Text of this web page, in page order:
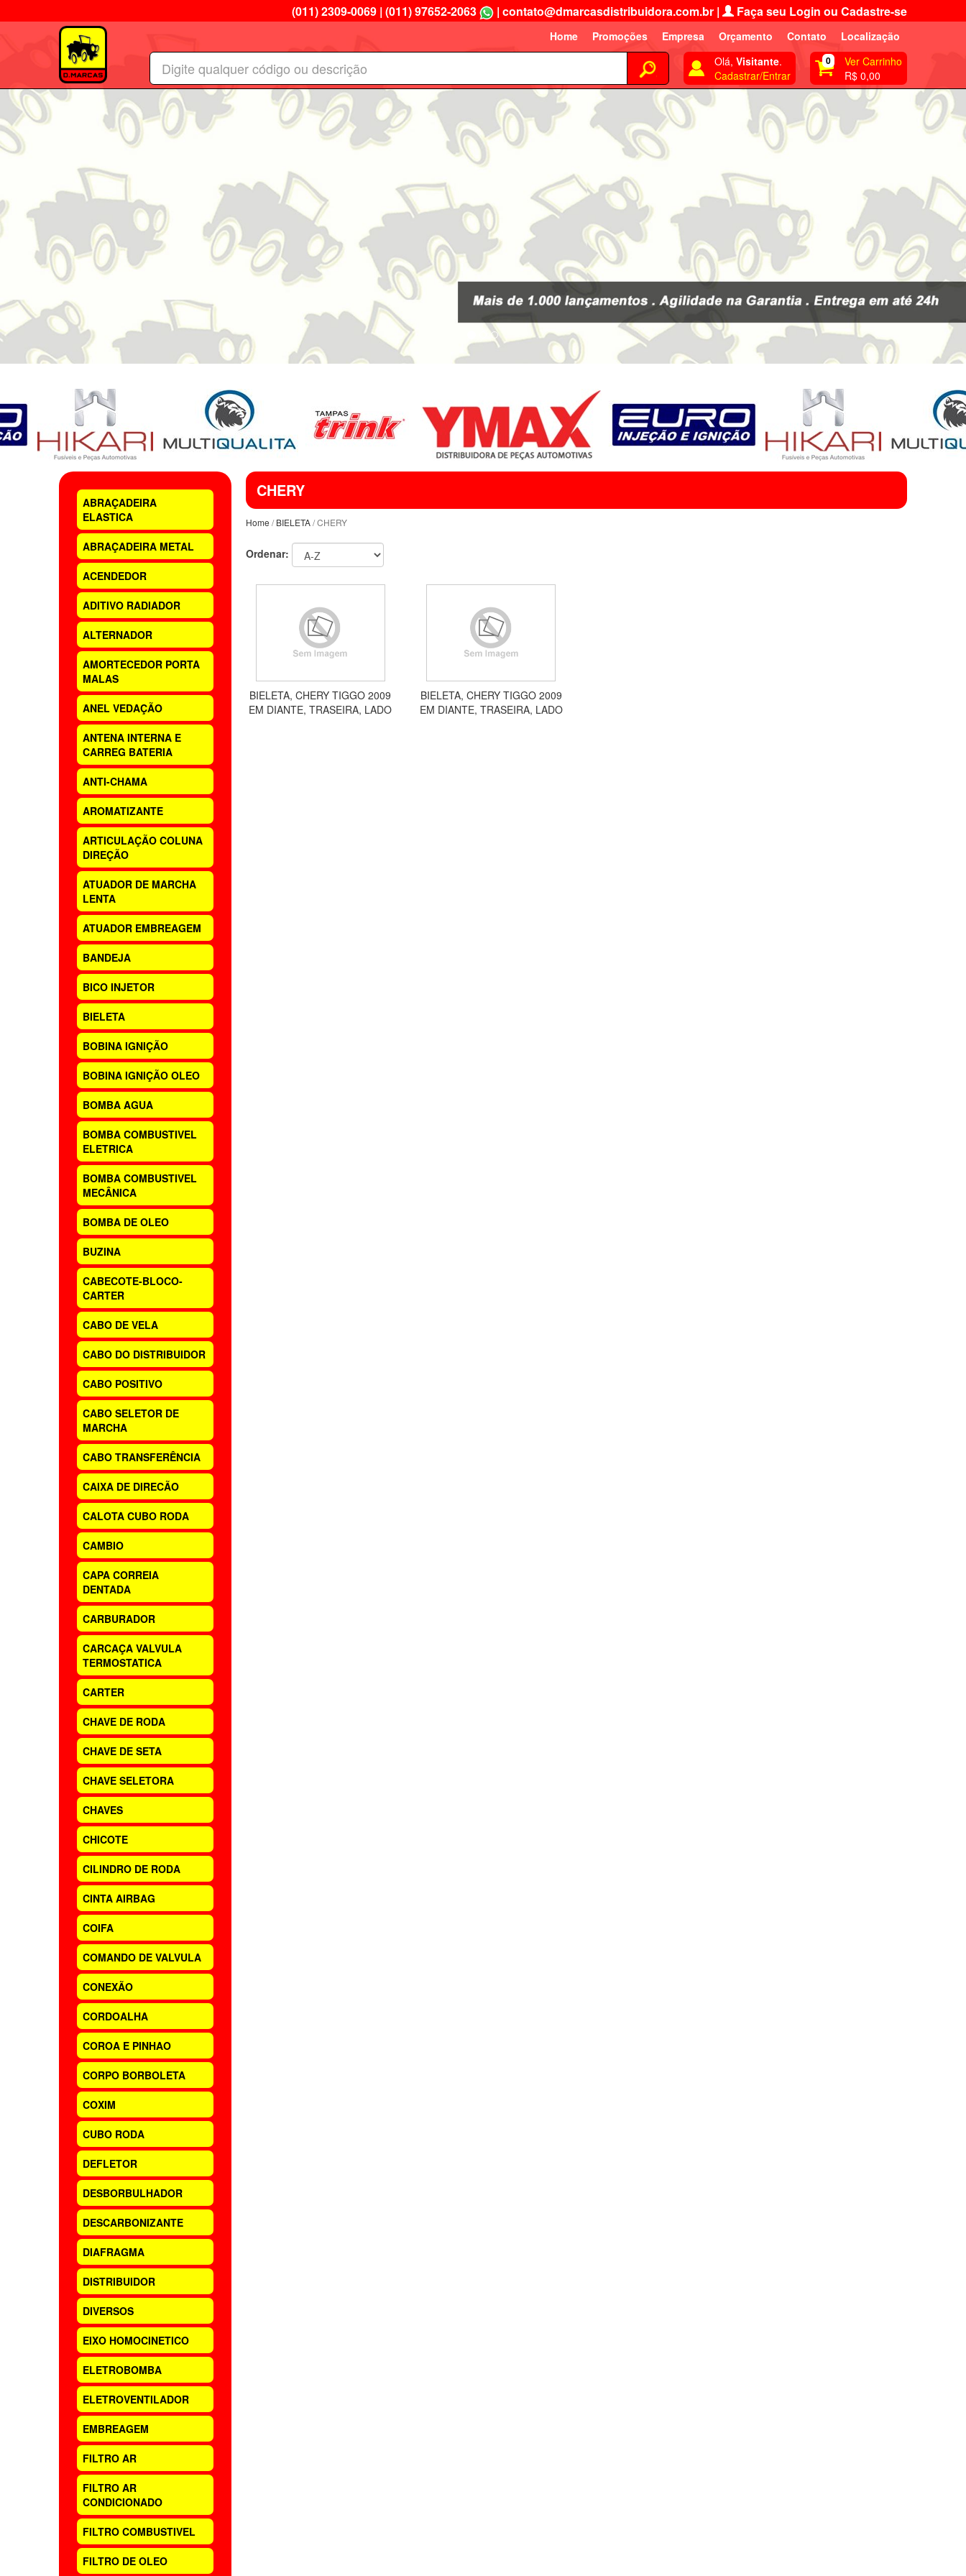
(011) 2309-0069 | (011) 97652-2063 | contato@dmarcasdistribuidora.com.br | Faça seu Login ou Cadastre-se
Home Promoções Empresa Orçamento Contato
Localização
Olá, Visitante.
Cadastrar/Entrar
0
Ver Carrinho
R$ 0,00
ABRAÇADEIRA
ELASTICA
ABRAÇADEIRA METAL
ACENDEDOR
ADITIVO RADIADOR
ALTERNADOR
AMORTECEDOR PORTA
MALAS
ANEL VEDAÇÃO
ANTENA INTERNA E
CARREG BATERIA
ANTI-CHAMA
AROMATIZANTE
ARTICULAÇÃO COLUNA
DIREÇÃO
ATUADOR DE MARCHA
LENTA
ATUADOR EMBREAGEM
BANDEJA
BICO INJETOR
BIELETA
BOBINA IGNIÇÃO
BOBINA IGNIÇÃO OLEO
BOMBA AGUA
BOMBA COMBUSTIVEL
ELETRICA
BOMBA COMBUSTIVEL
MECÂNICA
BOMBA DE OLEO
BUZINA
CABECOTE-BLOCO-
CARTER
CABO DE VELA
CABO DO DISTRIBUIDOR
CABO POSITIVO
CABO SELETOR DE
MARCHA
CABO TRANSFERÊNCIA
CAIXA DE DIRECÃO
CALOTA CUBO RODA
CAMBIO
CAPA CORREIA
DENTADA
CARBURADOR
CARCAÇA VALVULA
TERMOSTATICA
CARTER
CHAVE DE RODA
CHAVE DE SETA
CHAVE SELETORA
CHAVES
CHICOTE
CILINDRO DE RODA
CINTA AIRBAG
COIFA
COMANDO DE VALVULA
CONEXÃO
CORDOALHA
COROA E PINHAO
CORPO BORBOLETA
COXIM
CUBO RODA
DEFLETOR
DESBORBULHADOR
DESCARBONIZANTE
DIAFRAGMA
DISTRIBUIDOR
DIVERSOS
EIXO HOMOCINETICO
ELETROBOMBA
ELETROVENTILADOR
EMBREAGEM
FILTRO AR
FILTRO AR
CONDICIONADO
FILTRO COMBUSTIVEL
FILTRO DE OLEO
CHERY
Home /BIELETA/ CHERY
Ordenar:
BIELETA, CHERY TIGGO 2009
EM DIANTE, TRASEIRA, LADO
BIELETA, CHERY TIGGO 2009
EM DIANTE, TRASEIRA, LADO